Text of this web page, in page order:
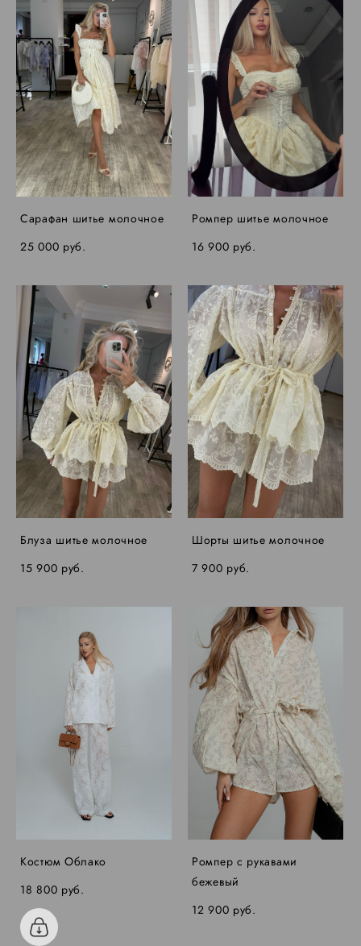
Сарафан шитье молочное
25 000 pуб.
Ромпер шитье молочное
16 900 pуб.
Блуза шитье молочное
15 900 pуб.
Шорты шитье молочное
7 900 pуб.
Костюм Облако
18 800 pуб.
Ромпер с рукавами
бежевый
12 900 pуб.